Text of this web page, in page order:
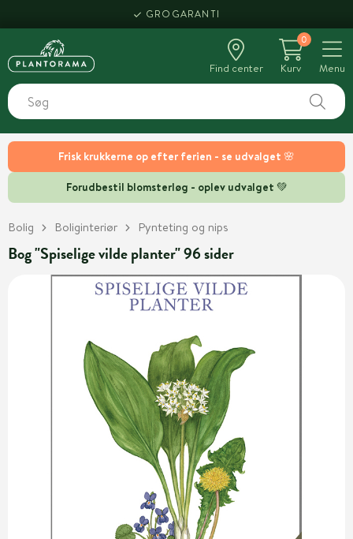
Frisk krukkerne op efter ferien - se udvalget 🌸
Forudbestil blomsterløg - oplev udvalget 💚
GROGARANTI
Find center
0
Kurv
Menu
Bolig Boliginteriør Pynteting og nips
Bog "Spiselige vilde planter" 96 sider